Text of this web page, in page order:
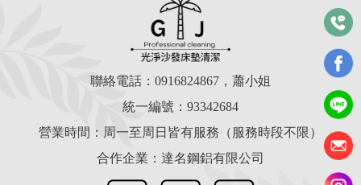
聯絡電話： 0916824867 ，蕭小姐
統一編號：93342684
營業時間：周一至周日皆有服務（服務時段不限）
合作企業：達名鋼鋁有限公司